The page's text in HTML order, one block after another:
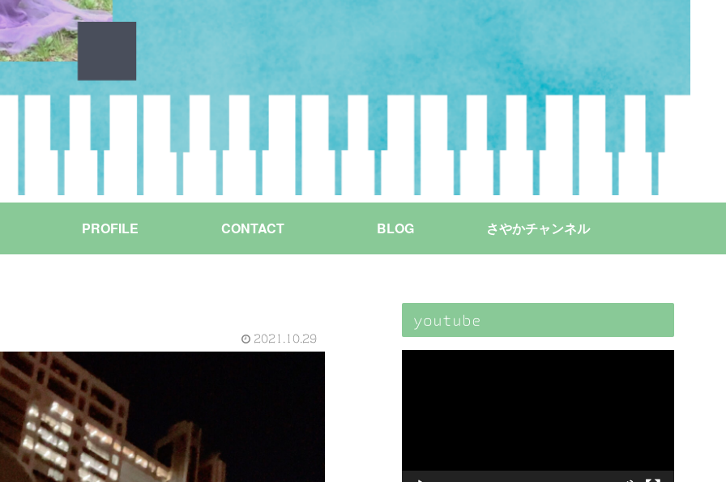
PROFILE CONTACT BLOG さやかチャンネル
2021.10.29
youtube